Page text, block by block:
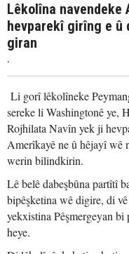
Lêkolîna navendeke
hevparekî girîng e û
giran
.
Li gorî lêkolîneke
sereke li Washingtonê ye,
Rojhilata Navîn yek ji
Amerîkayê ne û hêjayî wê
werin bilindkirin.
Lê belê dabeşbûna partîtî
bipêşketina wê digire, di
yekxistina Pêşmergeyan
heye.